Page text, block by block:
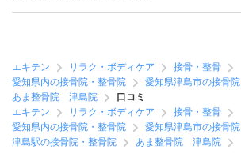
エキテン リラク・ボディケア
接骨・整骨
愛知県内の接骨院・整骨院
愛知県津島市の接骨
あま整骨院 津島院
口コミ
エキテン
リラク・ボディケア
接骨・整骨
愛知県内の接骨院・整骨院
愛知県津島市の接骨
津島駅の接骨院・整骨院
あま整骨院 津島院